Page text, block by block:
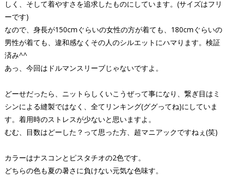
しく、そして着やすさを追求したものにしています。(サイズはフリ
ーです)
なので、身長が150cmぐらいの女性の方が着ても、180cmぐらいの
男性が着ても、違和感なくその人のシルエットにハマります。検証
済み^^
あっ、今回はドルマンスリーブじゃないですよ。
どーせだったら、ニットらしくいこうぜって事になり、繋ぎ目はミ
シンによる縫製ではなく、全てリンキング(ググってね)にしていま
す。着用時のストレスが少ないと思いますよ。
むむ、目数はどーした？って思った方、超マニアックですねぇ(笑)
カラーはナスコンとピスタチオの2色です。
どちらの色も夏の暑さに負けない元気な色味す。